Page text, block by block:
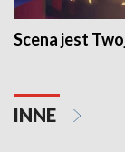
Scena jest
INNE